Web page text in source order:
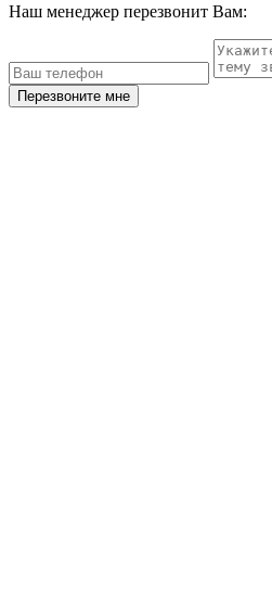
Наш менеджер перезвонит Вам:
Перезвоните мне